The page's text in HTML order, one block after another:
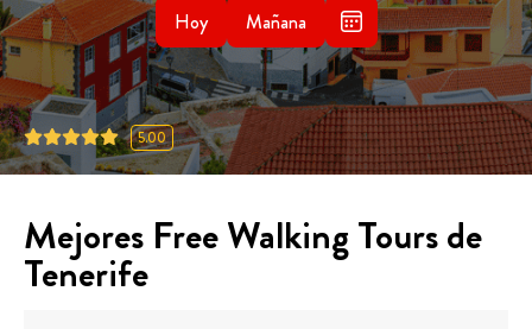
Hoy Mañana
5.00
Mejores Free Walking Tours de
Tenerife